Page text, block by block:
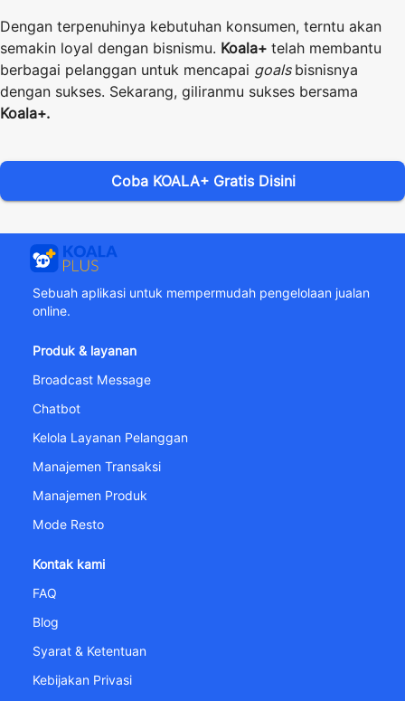
Dengan terpenuhinya kebutuhan konsumen, terntu akan
semakin loyal dengan bisnismu. Koala+ telah membantu
berbagai pelanggan untuk mencapai goals bisnisnya
dengan sukses. Sekarang, giliranmu sukses bersama
Koala+.
Coba KOALA+ Gratis Disini
Sebuah aplikasi untuk mempermudah pengelolaan jualan
online.
Produk & layanan
Broadcast Message
Chatbot
Kelola Layanan Pelanggan
Manajemen Transaksi
Manajemen Produk
Mode Resto
Kontak kami
FAQ
Blog
Syarat & Ketentuan
Kebijakan Privasi